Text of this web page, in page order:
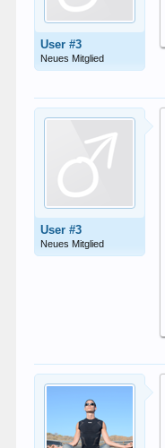
User #3
Neues Mitglied
User #3
Neues Mitglied